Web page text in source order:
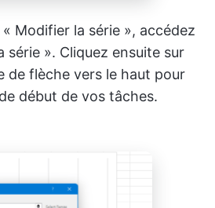
Modifier la série », accédez
série ». Cliquez ensuite sur
de flèche vers le haut pour
début de vos tâches.